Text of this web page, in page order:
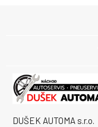
DUŠEK AUTOMA s.r.o.